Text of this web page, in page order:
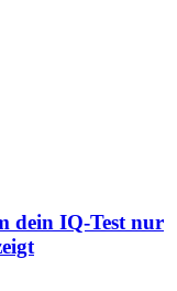
dein IQ-Test nur